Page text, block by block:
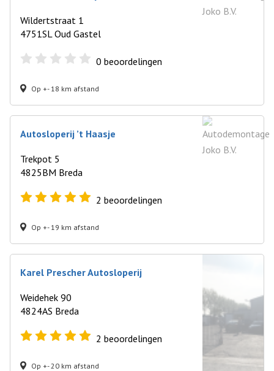
Wildertstraat 1
4751SL Oud Gastel
0 beoordelingen
Op +- 18 km afstand
Autosloperij ’t Haasje
Trekpot 5
4825BM Breda
2 beoordelingen
Op +- 19 km afstand
Karel Prescher Autosloperij
Weidehek 90
4824AS Breda
2 beoordelingen
Op +- 20 km afstand